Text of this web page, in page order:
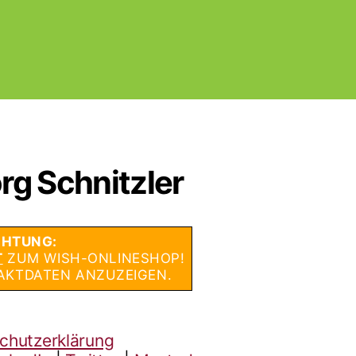
Schnitzler
ZUM WISH-ONLINESHOP!
ANZUZEIGEN.